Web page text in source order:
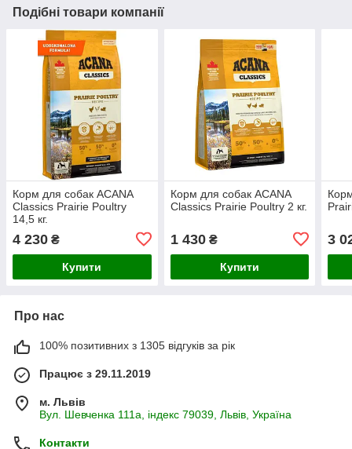
Подібні товари компанії
Корм для собак ACANA
Classics Prairie Poultry
14,5 кг.
4 230 ₴
Купити
Корм для собак ACANA
Classics Prairie Poultry 2 кг.
1 430₴
Купити
3
Про нас
100% позитивних з 1305 відгуків за рік
Працює з 29.11.2019
м. Львів
Вул. Шевченка 111а, індекс 79039, Львів, Україна
Контакти